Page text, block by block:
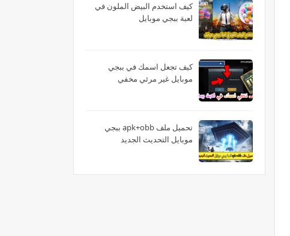
كيف استخدم البيض الملون في
لعبة ببجي موبايل
كيف تجعل اسمك في ببجي
موبايل غير مرئي مخفي
تحميل ملف apk+obb ببجي
موبايل التحديث الجديد